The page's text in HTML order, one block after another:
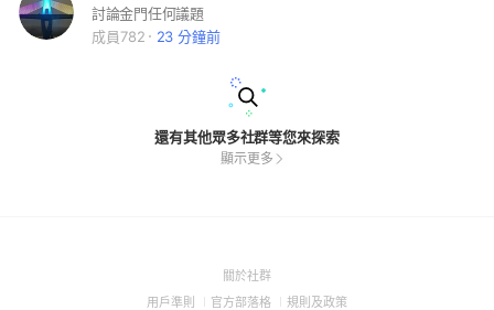
討論金門任何議題
成員782
23 分鐘前
還有其他眾多社群等您來探索
顯示更多
關於社群(Open
用戶準則 (Open
官方部落格 (Open
規則及政策(Open